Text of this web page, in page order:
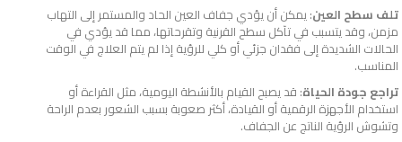
تلف سطح العين: يمكن أن يؤدي جفاف العين الحاد والمستمر إلى التهاب
مزمن، وقد يتسبب في تآكل سطح القرنية وتقرحاتها، مما قد يؤدي في
الحالات الشديدة إلى فقدان جزئي أو كلي للرؤية إذا لم يتم العلاج في الوقت
المناسب.
تراجع جودة الحياة: قد يصبح القيام بالأنشطة اليومية، مثل القراءة أو
استخدام الأجهزة الرقمية أو القيادة، أكثر صعوبة بسبب الشعور بعدم الراحة
وتشوش الرؤية الناتج عن الجفاف.